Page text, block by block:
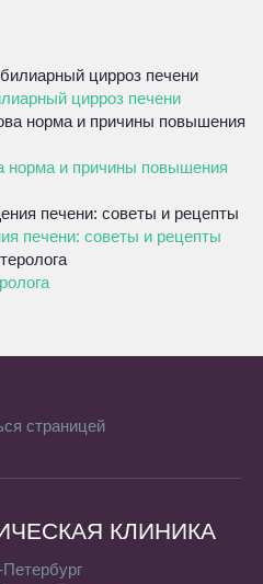
цирроз печени
норма и причины повышения
печени: советы и рецепты
страницей
КЛИНИКА